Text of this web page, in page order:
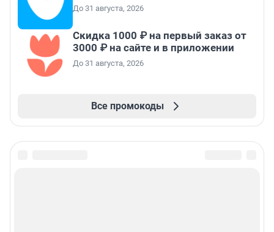
До 31 августа, 2026
Скидка 1000 ₽ на первый заказ от
3000 ₽ на сайте и в приложении
До 31 августа, 2026
Все промокоды